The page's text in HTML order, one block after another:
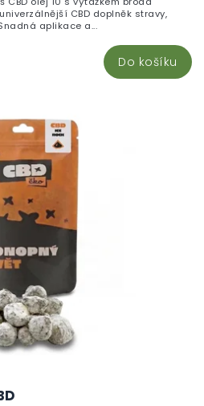
Do košíku
CBD doplněk stravy,
aplikace a...